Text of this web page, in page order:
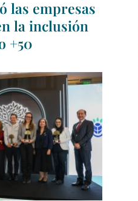
las empresas
la inclusión
+50